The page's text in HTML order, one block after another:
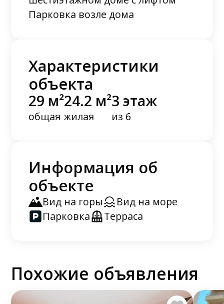
Парковка возле дома
Характеристики
объекта
29 м²
общая
24.2 м²
жилая
3 этаж
из 6
Информация об
объекте
Вид на горы
Вид на море
Парковка
Терраса
Похожие объявления